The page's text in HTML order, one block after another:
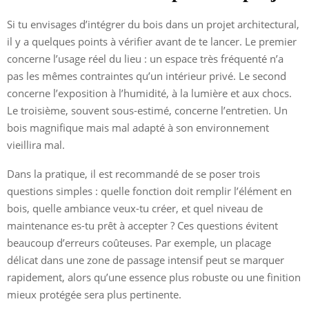
Si tu envisages d’intégrer du bois dans un projet architectural,
il y a quelques points à vérifier avant de te lancer. Le premier
concerne l’usage réel du lieu : un espace très fréquenté n’a
pas les mêmes contraintes qu’un intérieur privé. Le second
concerne l’exposition à l’humidité, à la lumière et aux chocs.
Le troisième, souvent sous-estimé, concerne l’entretien. Un
bois magnifique mais mal adapté à son environnement
vieillira mal.
Dans la pratique, il est recommandé de se poser trois
questions simples : quelle fonction doit remplir l’élément en
bois, quelle ambiance veux-tu créer, et quel niveau de
maintenance es-tu prêt à accepter ? Ces questions évitent
beaucoup d’erreurs coûteuses. Par exemple, un placage
délicat dans une zone de passage intensif peut se marquer
rapidement, alors qu’une essence plus robuste ou une finition
mieux protégée sera plus pertinente.